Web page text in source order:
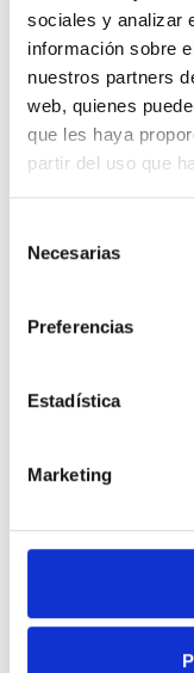
sociales y analizar
información sobre
nuestros partners
web, quienes
que les haya
partir del uso que
Necesarias
Preferencias
Estadística
Marketing
Eficiencia
refrigeración
Por: Foodsat
relevante y veraz
aporte mucho valor
de uso y